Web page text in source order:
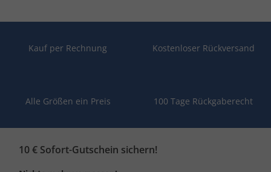
Kauf per Rechnung Kostenloser Rückversand
Alle Größen ein Preis 100 Tage Rückgaberecht
10 € Sofort-Gutschein sichern!